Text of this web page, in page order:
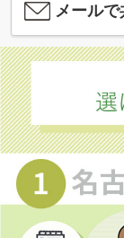
メール